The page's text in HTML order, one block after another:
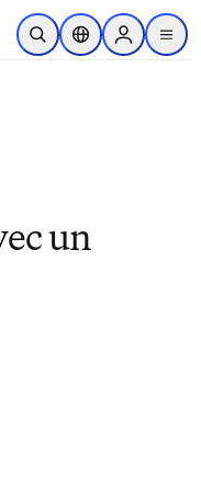
au contenu principal
Ouvrir la recherche
Sélecteur de
Sign in to
menu
un